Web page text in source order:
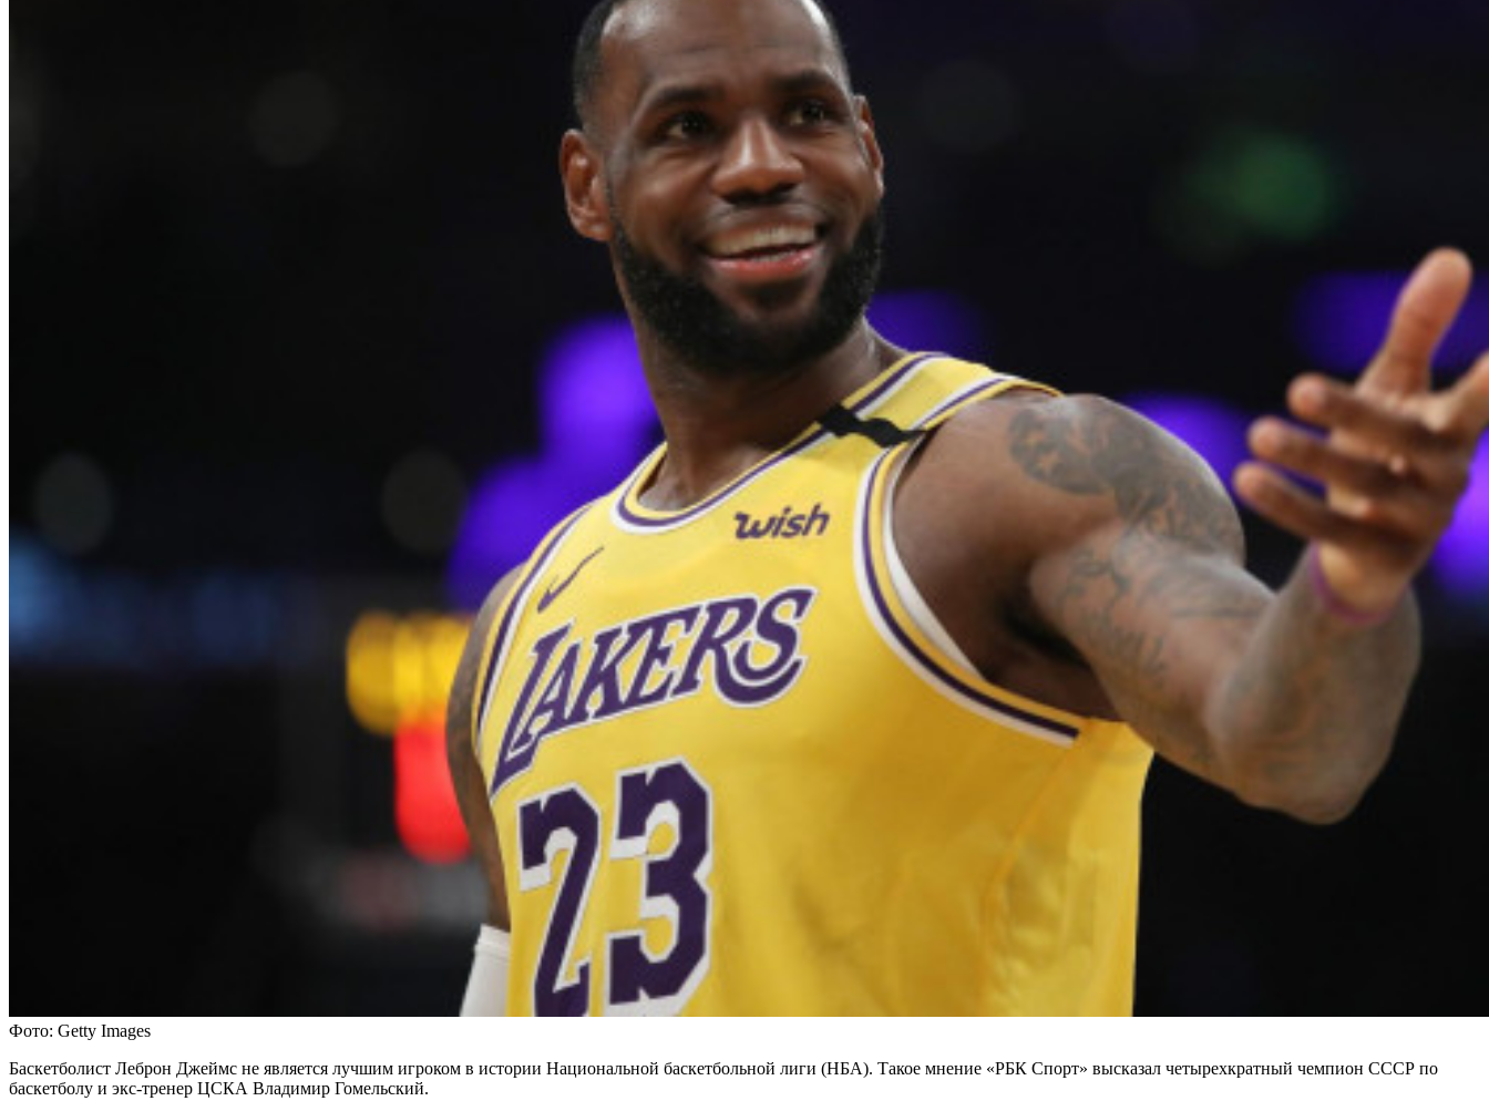
Фото: Getty Images
Баскетболист Леброн Джеймс не является лучшим игроком в истории Национальной баскетбольной лиги (НБА). Такое мнение «РБК Спорт» высказал четырехкратный чемпион СССР по
баскетболу и экс-тренер ЦСКА Владимир Гомельский.